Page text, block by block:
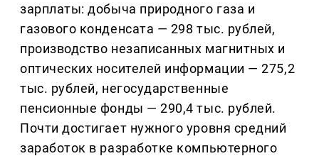
зарплаты: добыча природного газа и
газового конденсата — 298 тыс. рублей,
производство незаписанных магнитных и
оптических носителей информации — 275,2
тыс. рублей, негосударственные
пенсионные фонды — 290,4 тыс. рублей.
Почти достигает нужного уровня средний
заработок в разработке компьютерного